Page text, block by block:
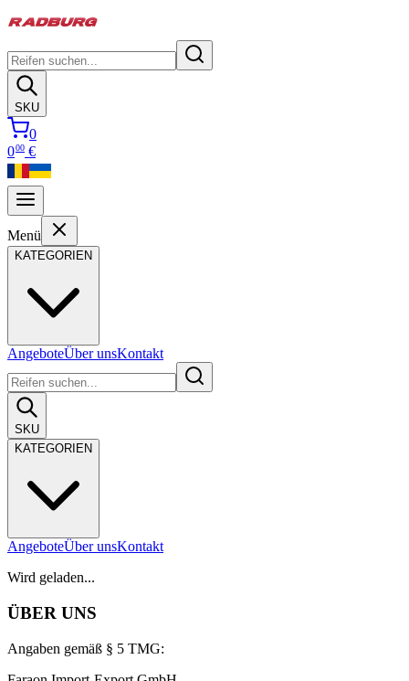
SKU
0
000 €
Menü
KATEGORIEN
AngeboteÜber unsKontakt
SKU
KATEGORIEN
AngeboteÜber unsKontakt
Wird geladen...
ÜBER UNS
Angaben gemäß § 5 TMG: